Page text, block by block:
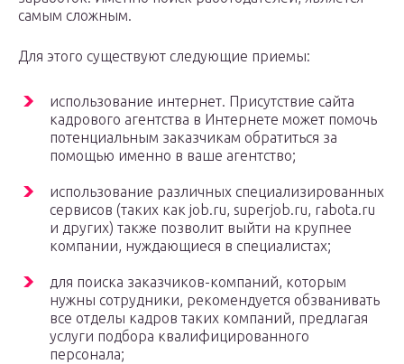
самым сложным.
Для этого существуют следующие приемы:
использование интернет. Присутствие сайта
кадрового агентства в Интернете может помочь
потенциальным заказчикам обратиться за
помощью именно в ваше агентство;
использование различных специализированных
сервисов (таких как job.ru, superjob.ru, rabota.ru
и других) также позволит выйти на крупнее
компании, нуждающиеся в специалистах;
для поиска заказчиков-компаний, которым
нужны сотрудники, рекомендуется обзванивать
все отделы кадров таких компаний, предлагая
услуги подбора квалифицированного
персонала;